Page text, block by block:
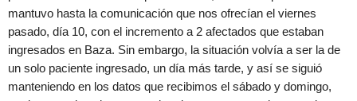
mantuvo hasta la comunicación que nos ofrecían el viernes
pasado, día 10, con el incremento a 2 afectados que estaban
ingresados en Baza. Sin embargo, la situación volvía a ser la de
un solo paciente ingresado, un día más tarde, y así se siguió
manteniendo en los datos que recibimos el sábado y domingo,